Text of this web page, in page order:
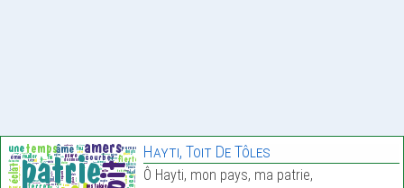
Hayti, Toit De Tôles
Ô Hayti, mon pays, ma patrie,